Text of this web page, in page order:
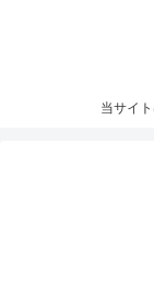
当サイ